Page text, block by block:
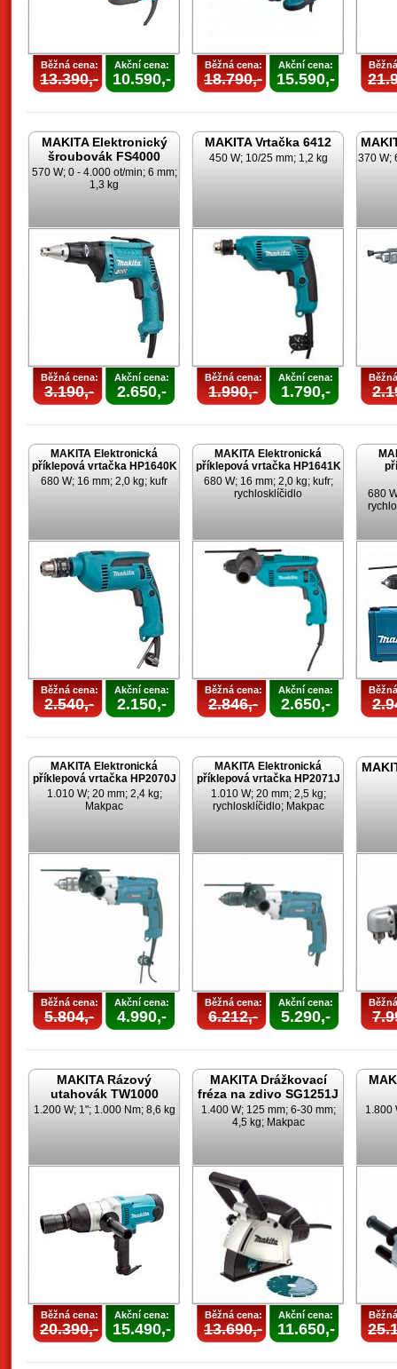
Běžná cena:
13.390,-
Akční cena:
10.590,-
Běžná cena:
18.790,-
Akční cena:
15.590,-
MAKITA Elektronický
šroubovák FS4000
570 W; 0 - 4.000 ot/min; 6 mm;
1,3 kg
Běžná cena:
3.190,-
Akční cena:
2.650,-
MAKITA Vrtačka 6412
450 W; 10/25 mm; 1,2 kg
Běžná cena:
1.990,-
Akční cena:
1.790,-
370 W;
MAKITA Elektronická
příklepová vrtačka HP1640K
680 W; 16 mm; 2,0 kg; kufr
Běžná cena:
2.540,-
Akční cena:
2.150,-
MAKITA Elektronická
příklepová vrtačka HP1641K
680 W; 16 mm; 2,0 kg; kufr;
rychlosklíčidlo
Běžná cena:
2.846,-
Akční cena:
2.650,-
680
MAKITA Elektronická
příklepová vrtačka HP2070J
1.010 W; 20 mm; 2,4 kg;
Makpac
Běžná cena:
5.804,-
Akční cena:
4.990,-
MAKITA Elektronická
příklepová vrtačka HP2071J
1.010 W; 20 mm; 2,5 kg;
rychlosklíčidlo; Makpac
Běžná cena:
6.212,-
Akční cena:
5.290,-
MAKITA Rázový
utahovák TW1000
1.200 W; 1"; 1.000 Nm; 8,6 kg
Běžná cena:
20.390,-
Akční cena:
15.490,-
MAKITA Drážkovací
fréza na zdivo SG1251J
1.400 W; 125 mm; 6-30 mm;
4,5 kg; Makpac
Běžná cena:
13.690,-
Akční cena:
11.650,-
1.800